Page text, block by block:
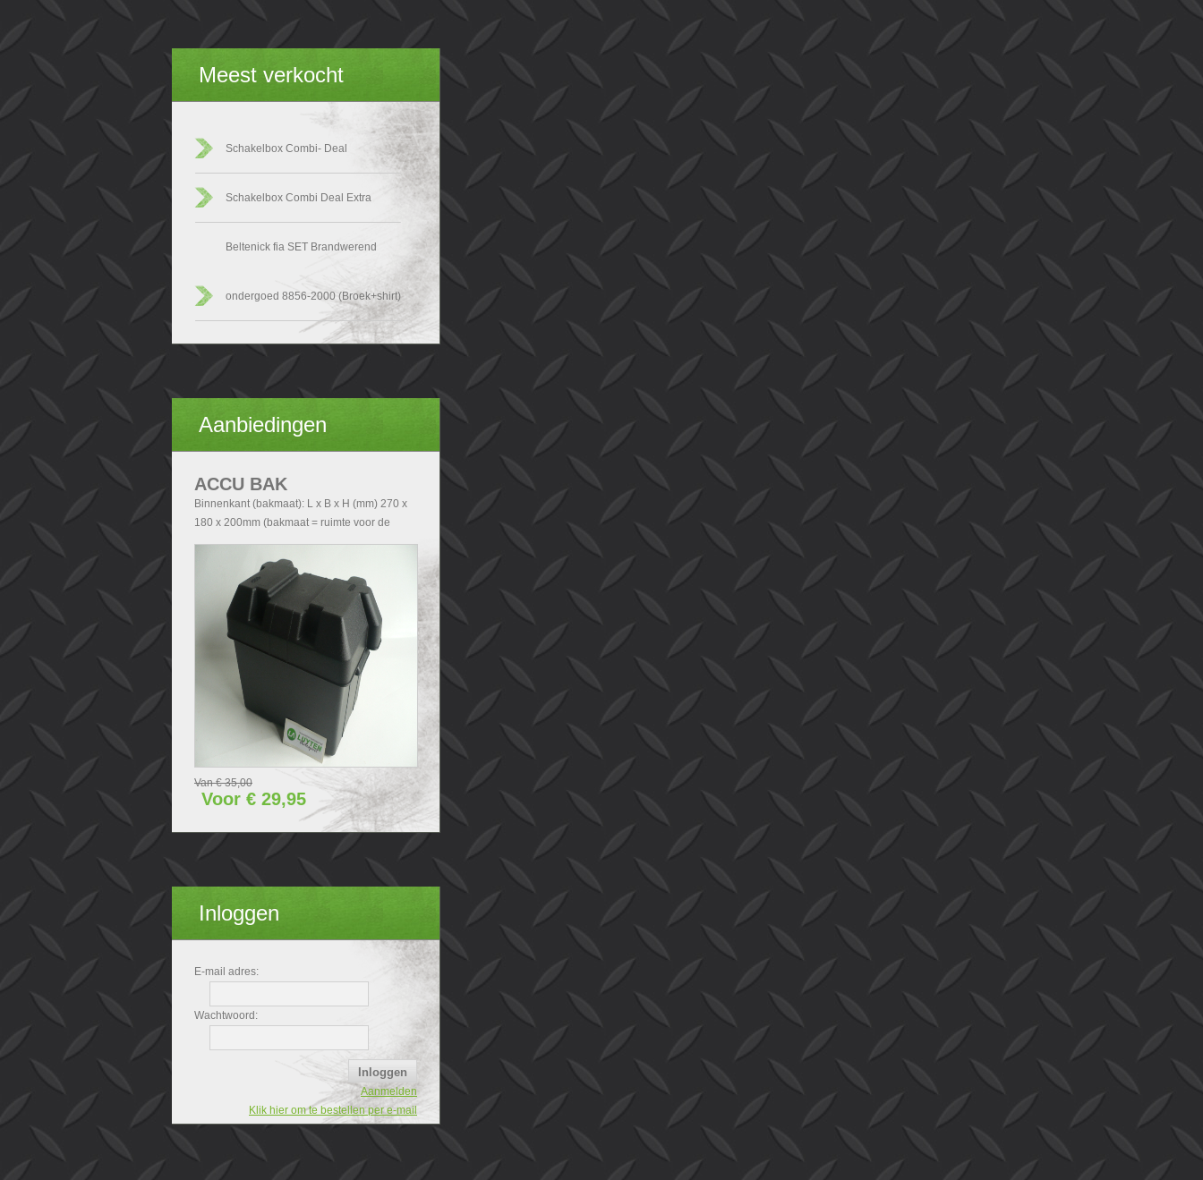
Meest verkocht
Schakelbox Combi- Deal
Schakelbox Combi Deal Extra
Beltenick fia SET Brandwerend
ondergoed 8856-2000 (Broek+shirt)
Aanbiedingen
ACCU BAK
Binnenkant (bakmaat): L x B x H (mm) 270 x
180 x 200mm (bakmaat = ruimte voor de
accu). Buitenkant (Totale afmetingen accubak
exclusief deksel): - Zonder handvatten L x B x
H (mm) 290x200x210 - Met handvatten L x B
x H (mm) 340x200x210. Buitenkant (Totale
afmetingen accubak inclusief deksel): L x B x
H (mm) 340x240x280.
Van € 35,00
Voor € 29,95
Inloggen
E-mail adres:
Wachtwoord:
Aanmelden
Klik hier om te bestellen per e-mail